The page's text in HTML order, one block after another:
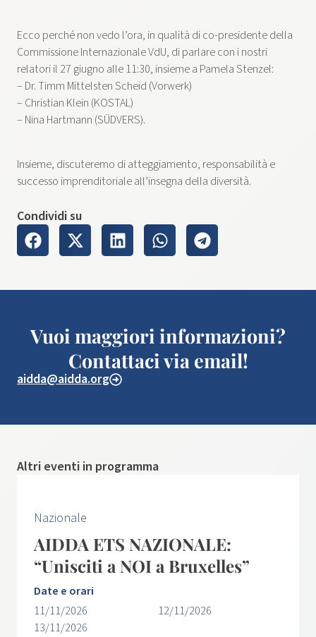
Ecco perché non vedo l’ora, in qualità di co-presidente della
Commissione Internazionale VdU, di parlare con i nostri
relatori il 27 giugno alle 11:30, insieme a Pamela Stenzel:
– Dr. Timm Mittelsten Scheid (Vorwerk)
– Christian Klein (KOSTAL)
– Nina Hartmann (SÜDVERS).
Insieme, discuteremo di atteggiamento, responsabilità e
successo imprenditoriale all’insegna della diversità.
Condividi su
Vuoi maggiori informazioni?
Contattaci via email!
aidda@aidda.org
Altri eventi in programma
Nazionale
AIDDA ETS NAZIONALE:
“Unisciti a NOI a Bruxelles”
Date e orari
11/11/2026
12/11/2026
13/11/2026